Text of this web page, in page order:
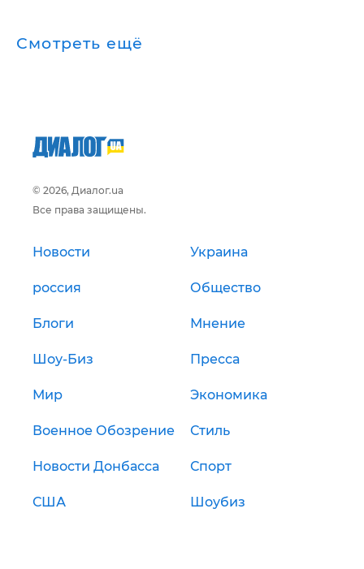
Смотреть ещё
© 2026, Диалог.ua
Все права защищены.
Новости Украина
россия Общество
Блоги Мнение
Шоу-Биз Пресса
Мир Экономика
Военное Обозрение Стиль
Новости Донбасса Спорт
США Шоубиз